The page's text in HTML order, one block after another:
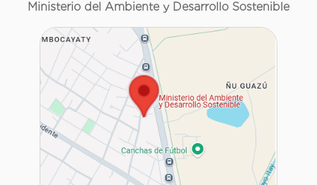
Ministerio del Ambiente y Desarrollo Sostenible